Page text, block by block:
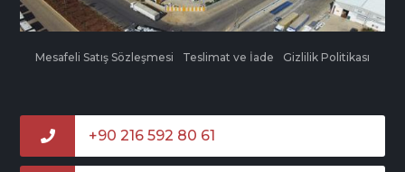
Mesafeli Satış Sözleşmesi Teslimat ve İade Gizlilik Politikası
+90 216 592 80 61